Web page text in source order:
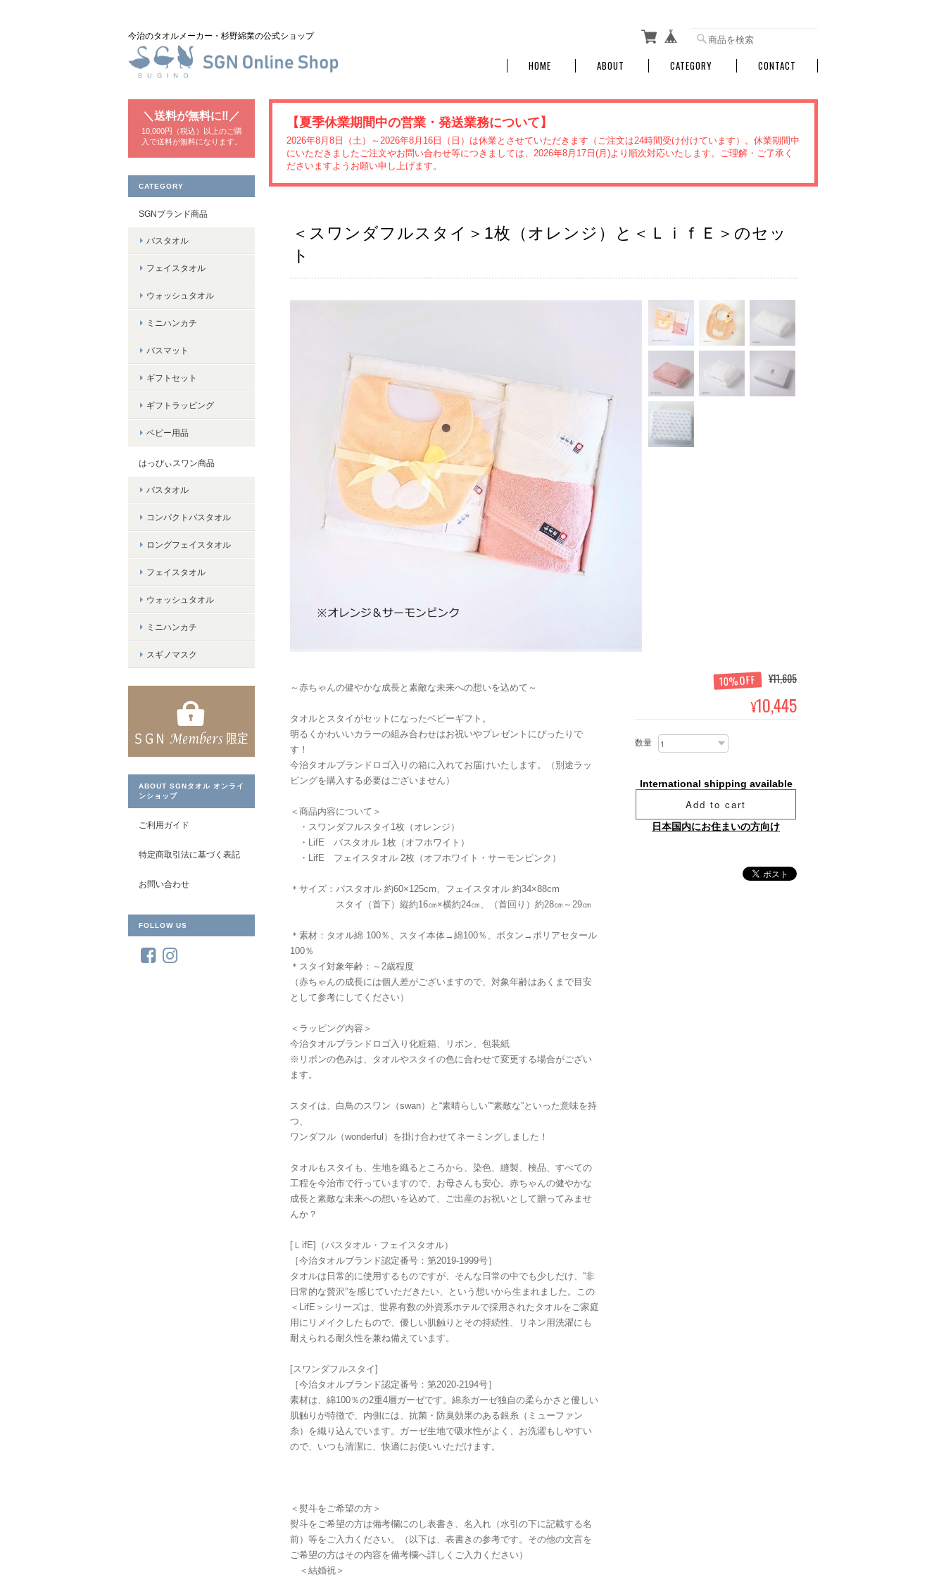
今治のタオルメーカー・杉野綿業の公式ショップ
HOME ABOUT CATEGORY CONTACT
【夏季休業期間中の営業・発送業務について】
2026年8月8日（土）～2026年8月16日（日）は休業とさせていただきます（ご注文は24時間受け付けています）。休業期間中
にいただきましたご注文やお問い合わせ等につきましては、2026年8月17日(月)より順次対応いたします。ご理解・ご了承く
ださいますようお願い申し上げます。
＜スワンダフルスタイ＞1枚（オレンジ）と＜ＬｉｆＥ＞のセッ
ト
～赤ちゃんの健やかな成長と素敵な未来への想いを込めて～
タオルとスタイがセットになったベビーギフト。
明るくかわいいカラーの組み合わせはお祝いやプレゼントにぴったりで
す！
今治タオルブランドロゴ入りの箱に入れてお届けいたします。（別途ラッ
ピングを購入する必要はございません）
＜商品内容について＞
・スワンダフルスタイ1枚（オレンジ）
・LifE バスタオル 1枚（オフホワイト）
・LifE フェイスタオル 2枚（オフホワイト・サーモンピンク）
＊サイズ：バスタオル 約60×125cm、フェイスタオル 約34×88cm
スタイ（首下）縦約16㎝×横約24㎝、（首回り）約28㎝～29㎝
＊素材：タオル綿 100％、スタイ本体→綿100％、ボタン→ポリアセタール
100％
＊スタイ対象年齢：～2歳程度
（赤ちゃんの成長には個人差がございますので、対象年齢はあくまで目安
として参考にしてください）
＜ラッピング内容＞
今治タオルブランドロゴ入り化粧箱、リボン、包装紙
※リボンの色みは、タオルやスタイの色に合わせて変更する場合がござい
ます。
スタイは、白鳥のスワン（swan）と“素晴らしい”“素敵な”といった意味を持
つ、
ワンダフル（wonderful）を掛け合わせてネーミングしました！
タオルもスタイも、生地を織るところから、染色、縫製、検品、すべての
工程を今治市で行っていますので、お母さんも安心。赤ちゃんの健やかな
成長と素敵な未来への想いを込めて、ご出産のお祝いとして贈ってみませ
んか？
[ＬifE]（バスタオル・フェイスタオル）
［今治タオルブランド認定番号：第2019-1999号］
タオルは日常的に使用するものですが、そんな日常の中でも少しだけ、“非
日常的な贅沢”を感じていただきたい、という想いから生まれました。この
＜LifE＞シリーズは、世界有数の外資系ホテルで採用されたタオルをご家庭
用にリメイクしたもので、優しい肌触りとその持続性、リネン用洗濯にも
耐えられる耐久性を兼ね備えています。
[スワンダフルスタイ]
［今治タオルブランド認定番号：第2020-2194号］
素材は、綿100％の2重4層ガーゼです。綿糸ガーゼ独自の柔らかさと優しい
肌触りが特徴で、内側には、抗菌・防臭効果のある銀糸（ミューファン
糸）を織り込んでいます。ガーゼ生地で吸水性がよく、お洗濯もしやすい
ので、いつも清潔に、快適にお使いいただけます。
＜熨斗をご希望の方＞
熨斗をご希望の方は備考欄にのし表書き、名入れ（水引の下に記載する名
前）等をご入力ください。（以下は、表書きの参考です。その他の文言を
ご希望の方はその内容を備考欄へ詳しくご入力ください）
＜結婚祝＞
10%OFF ¥11,605
¥10,445
数量
International shipping available
Add to cart
日本国内にお住まいの方向け
＼送料が無料に‼／
10,000円（税込）以上のご購
入で送料が無料になります。
CATEGORY
SGNブランド商品
バスタオル
フェイスタオル
ウォッシュタオル
ミニハンカチ
バスマット
ギフトセット
ギフトラッピング
ベビー用品
はっぴぃスワン商品
バスタオル
コンパクトバスタオル
ロングフェイスタオル
フェイスタオル
ウォッシュタオル
ミニハンカチ
スギノマスク
ABOUT SGNタオル オンライ
ンショップ
ご利用ガイド
特定商取引法に基づく表記
お問い合わせ
FOLLOW US